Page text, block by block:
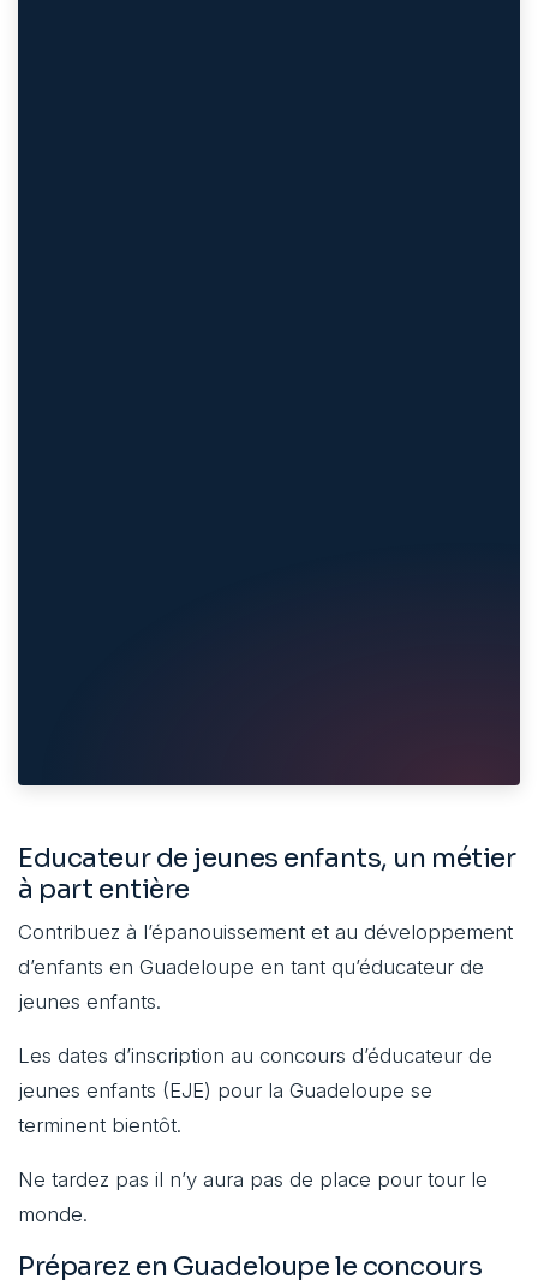
Educateur de jeunes enfants, un métier
à part entière
Contribuez à l’épanouissement et au développement
d’enfants en Guadeloupe en tant qu’éducateur de
jeunes enfants.
Les dates d’inscription au concours d’éducateur de
jeunes enfants (EJE) pour la Guadeloupe se
terminent bientôt.
Ne tardez pas il n’y aura pas de place pour tour le
monde.
Préparez en Guadeloupe le concours